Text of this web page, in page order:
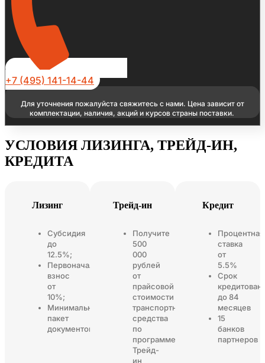
+7 (495) 141-14-44
Для уточнения пожалуйста свяжитесь с нами. Цена зависит от
комплектации, наличия, акций и курсов страны поставки.
УСЛОВИЯ ЛИЗИНГА, ТРЕЙД-ИН,
КРЕДИТА
Лизинг
Субсидия
до
12.5%;
Первоначальный
взнос
от
10%;
Минимальный
пакет
документов
Трейд-ин
Получите
500
000
рублей
от
прайсовой
стоимости
транспортного
средства
по
программе
Трейд-
ин
Кредит
Процентная
ставка
от
5.5%
Срок
до 84
месяцев
15
банков
партнеров